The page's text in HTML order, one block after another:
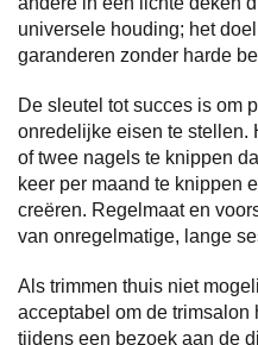
universele houding; het
garanderen zonder harde
De sleutel tot succes is om
onredelijke eisen te stellen.
of twee nagels te knippen
keer per maand te knippen
creëren. Regelmaat en
van onregelmatige, lange
Als trimmen thuis niet
acceptabel om de trimsalon
tijdens een bezoek aan de